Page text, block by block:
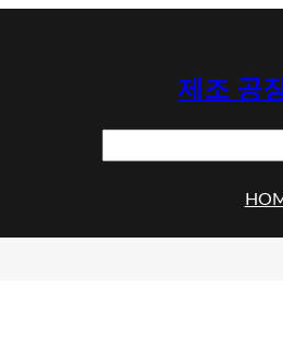
제조 공